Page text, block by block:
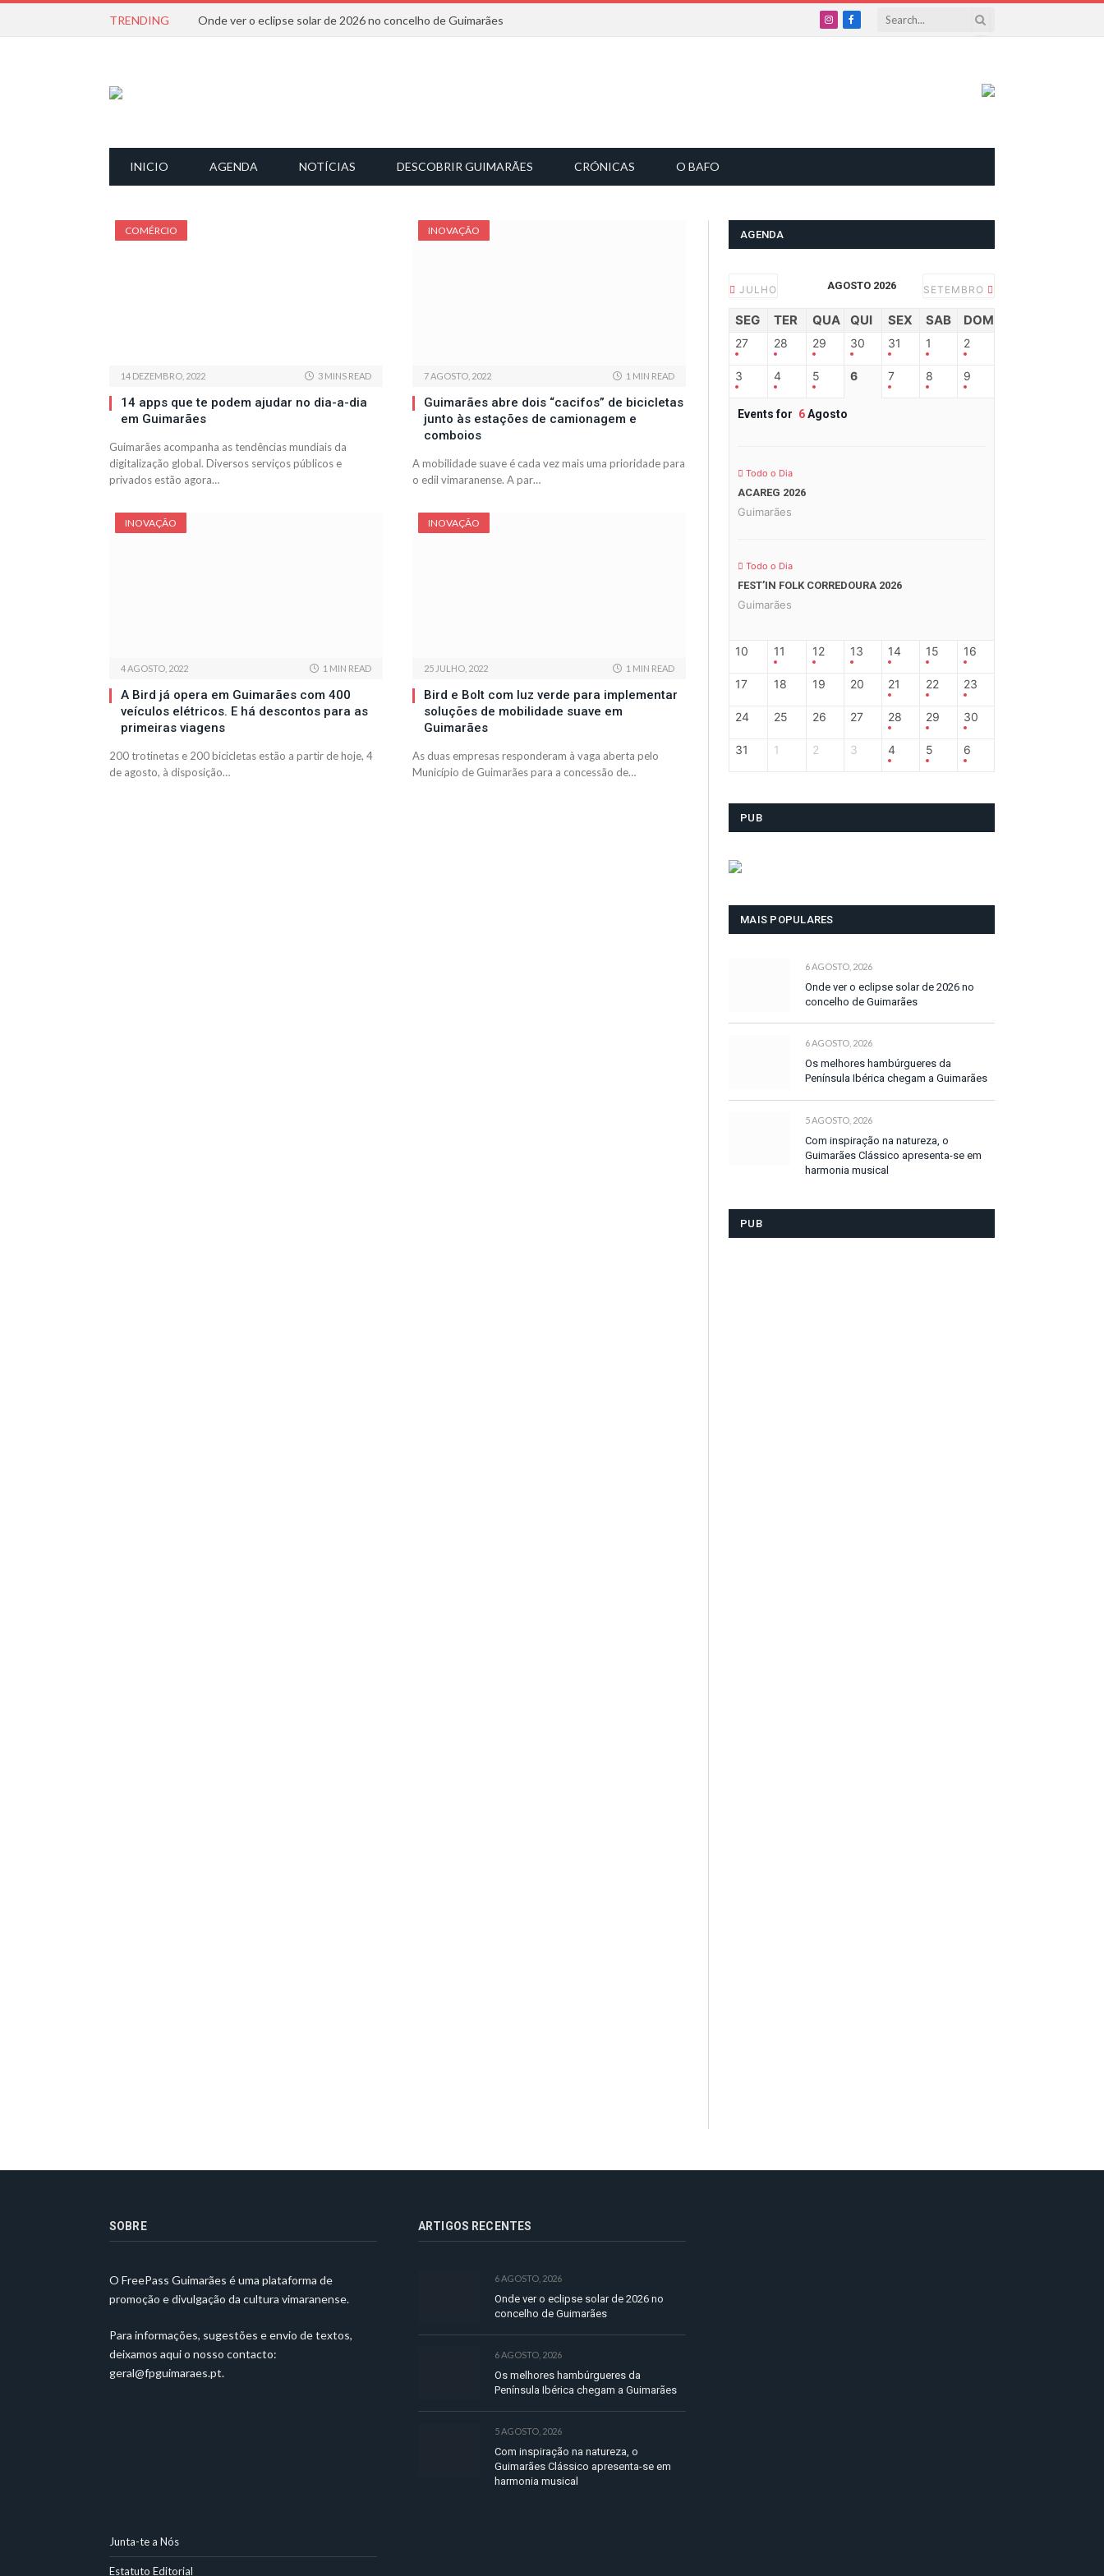
TRENDING Onde ver o eclipse solar de 2026 no concelho de Guimarães
InstagramFacebook
INICIO AGENDA NOTÍCIAS DESCOBRIR GUIMARÃES CRÓNICAS O BAFO
COMÉRCIO
14 DEZEMBRO, 2022 3 MINS READ
14 apps que te podem ajudar no dia-a-dia
em Guimarães
Guimarães acompanha as tendências mundiais da
digitalização global. Diversos serviços públicos e
privados estão agora…
INOVAÇÃO
7 AGOSTO, 2022 1 MIN READ
Guimarães abre dois “cacifos” de bicicletas
junto às estações de camionagem e
comboios
A mobilidade suave é cada vez mais uma prioridade para
o edil vimaranense. A par…
INOVAÇÃO
4 AGOSTO, 2022 1 MIN READ
A Bird já opera em Guimarães com 400
veículos elétricos. E há descontos para as
primeiras viagens
200 trotinetas e 200 bicicletas estão a partir de hoje, 4
de agosto, à disposição…
INOVAÇÃO
25 JULHO, 2022 1 MIN READ
Bird e Bolt com luz verde para implementar
soluções de mobilidade suave em
Guimarães
As duas empresas responderam à vaga aberta pelo
Município de Guimarães para a concessão de…
AGENDA
JULHO AGOSTO 2026 SETEMBRO
SEG TER QUA QUI SEX SAB DOM
27 28 29 30 31 1 2
3 4 5 6 7 8 9
Events for 6Agosto
Todo o Dia
ACAREG 2026
Guimarães
Todo o Dia
FEST’IN FOLK CORREDOURA 2026
Guimarães
10 11 12 13 14 15 16
17 18 19 20 21 22 23
24 25 26 27 28 29 30
31 1 2 3 4 5 6
PUB
MAIS POPULARES
6 AGOSTO, 2026
Onde ver o eclipse solar de 2026 no
concelho de Guimarães
6 AGOSTO, 2026
Os melhores hambúrgueres da
Península Ibérica chegam a Guimarães
5 AGOSTO, 2026
Com inspiração na natureza, o
Guimarães Clássico apresenta-se em
harmonia musical
PUB
SOBRE
O FreePass Guimarães é uma plataforma de
promoção e divulgação da cultura vimaranense.
Para informações, sugestões e envio de textos,
deixamos aqui o nosso contacto:
geral@fpguimaraes.pt.
ARTIGOS RECENTES
6 AGOSTO, 2026
Onde ver o eclipse solar de 2026 no
concelho de Guimarães
6 AGOSTO, 2026
Os melhores hambúrgueres da
Península Ibérica chegam a Guimarães
5 AGOSTO, 2026
Com inspiração na natureza, o
Guimarães Clássico apresenta-se em
harmonia musical
Junta-te a Nós
Estatuto Editorial